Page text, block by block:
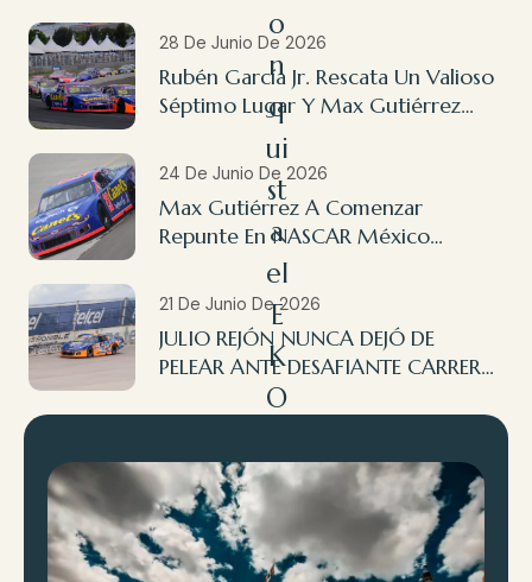
o
n
q
ui
st
a
el
E
K
O
cr
p
28 De Junio De 2026
Rubén García Jr. Rescata Un Valioso
Séptimo Lugar Y Max Gutiérrez
Finaliza 14º En NASCAR México
Querétaro
24 De Junio De 2026
Max Gutiérrez A Comenzar
Repunte En NASCAR México
21 De Junio De 2026
JULIO REJÓN NUNCA DEJÓ DE
PELEAR ANTE DESAFIANTE CARRERA
EN AGUASCALIENTES